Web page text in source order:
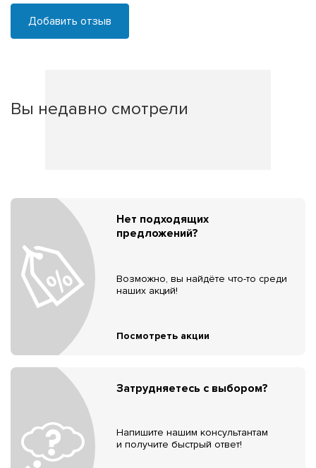
Добавить отзыв
Вы недавно смотрели
Нет подходящих
предложений?
Возможно, вы найдёте что-то среди
наших акций!
Посмотреть акции
Затрудняетесь с выбором?
Напишите нашим консультантам
и получите быстрый ответ!